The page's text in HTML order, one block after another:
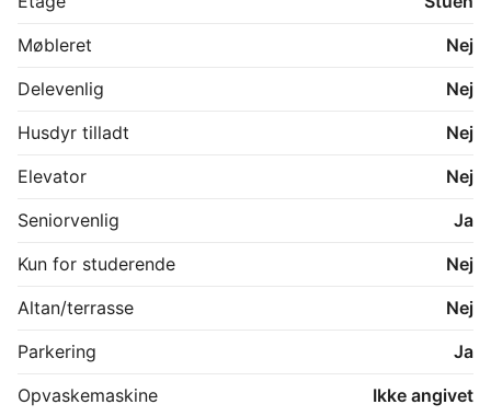
køkkenlåget mv.) udbedres inden overtagelse.
Møbleret
Nej
Delevenlig
Nej
Husdyr tilladt
Nej
Elevator
Nej
Seniorvenlig
Ja
Kun for studerende
Nej
Altan/terrasse
Nej
Parkering
Ja
Opvaskemaskine
Ikke angivet